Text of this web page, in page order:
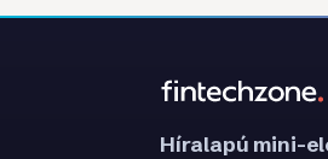
Híralapú mini-